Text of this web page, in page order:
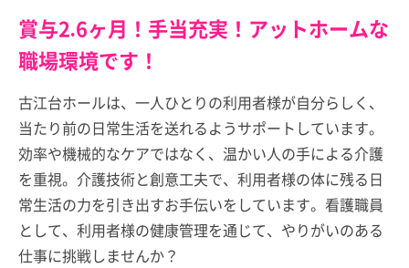
賞与2.6ヶ月！手当充実！アットホームな
職場環境です！
古江台ホールは、一人ひとりの利用者様が自分らしく、
当たり前の日常生活を送れるようサポートしています。
効率や機械的なケアではなく、温かい人の手による介護
を重視。介護技術と創意工夫で、利用者様の体に残る日
常生活の力を引き出すお手伝いをしています。看護職員
として、利用者様の健康管理を通じて、やりがいのある
仕事に挑戦しませんか？